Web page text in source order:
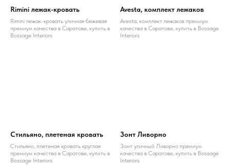
Rimini лежак-кровать
Rimini лежак-кровать уличная бежевая
премиум качества в Саратове, купить в
Bossage Interiors
Avesta, комплект лежаков
Avesta, комплект лежаков премиум
качества в Саратове, купить в Bossage
Interiors
Стильяно, плетеная кровать
Стильяно, плетеная кровать круглая
премиум качества в Саратове, купить в
Bossage Interiors
Зонт Ливорно
Зонт уличный Ливорно премиум
качества в Саратове, купить в Bossage
Interiors